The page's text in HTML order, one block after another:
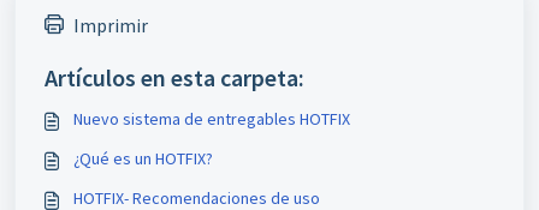
Imprimir
Artículos en esta carpeta:
Nuevo sistema de entregables HOTFIX
¿Qué es un HOTFIX?
HOTFIX- Recomendaciones de uso